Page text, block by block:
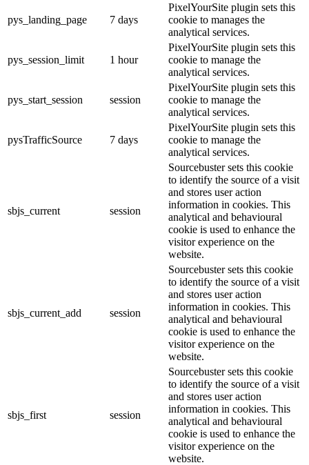
pys_landing_page 7 days
PixelYourSite plugin sets this
cookie to manages the
analytical services.
pys_session_limit 1 hour
PixelYourSite plugin sets this
cookie to manage the
analytical services.
pys_start_session session
PixelYourSite plugin sets this
cookie to manage the
analytical services.
pysTrafficSource 7 days
PixelYourSite plugin sets this
cookie to manage the
analytical services.
sbjs_current session
Sourcebuster sets this cookie
to identify the source of a visit
and stores user action
information in cookies. This
analytical and behavioural
cookie is used to enhance the
visitor experience on the
website.
sbjs_current_add session
Sourcebuster sets this cookie
to identify the source of a visit
and stores user action
information in cookies. This
analytical and behavioural
cookie is used to enhance the
visitor experience on the
website.
sbjs_first session
Sourcebuster sets this cookie
to identify the source of a visit
and stores user action
information in cookies. This
analytical and behavioural
cookie is used to enhance the
visitor experience on the
website.